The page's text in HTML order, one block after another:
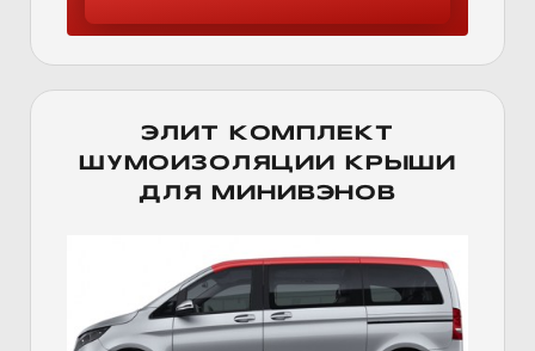
ЭЛИТ КОМПЛЕКТ
ШУМОИЗОЛЯЦИИ КРЫШИ
ДЛЯ МИНИВЭНОВ